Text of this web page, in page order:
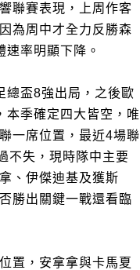
聯賽表現，上周作客
為周中才全力反勝森
率明顯下降。
總盃8強出局，之後歐
本季確定四大皆空，唯
一席位置，最近4場聯
不失，現時隊中主要
、伊傑迪基及獲斯
勝出關鍵一戰還看臨
置，安拿拿與卡馬夏